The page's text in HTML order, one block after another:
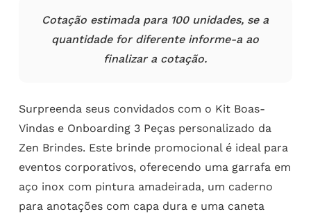
Cotação estimada para 100 unidades, se a
quantidade for diferente informe-a ao
finalizar a cotação.
Surpreenda seus convidados com o Kit Boas-
Vindas e Onboarding 3 Peças personalizado da
Zen Brindes. Este brinde promocional é ideal para
eventos corporativos, oferecendo uma garrafa em
aço inox com pintura amadeirada, um caderno
para anotações com capa dura e uma caneta